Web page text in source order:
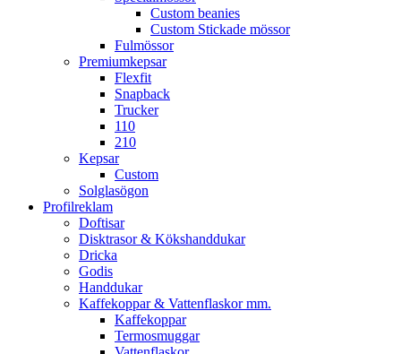
Custom beanies
Custom Stickade mössor
Fulmössor
Premiumkepsar
Flexfit
Snapback
Trucker
110
210
Kepsar
Custom
Solglasögon
Profilreklam
Doftisar
Disktrasor & Kökshanddukar
Dricka
Godis
Handdukar
Kaffekoppar & Vattenflaskor mm.
Kaffekoppar
Termosmuggar